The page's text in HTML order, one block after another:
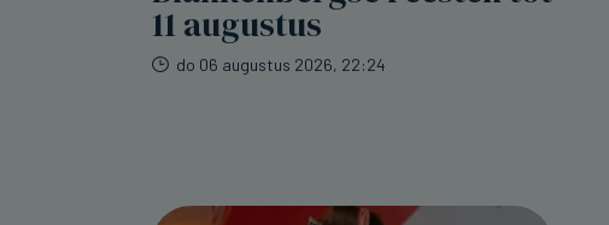
11 augustus
do 06 augustus 2026, 22:24